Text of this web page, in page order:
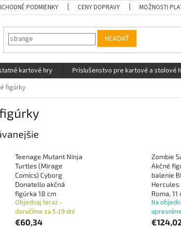
PODMIENKY CENY DOPRAVY MOŽNOSTI
HĽADAŤ
kartové hry Príslušenstvo pre kartové a stolové
figúrky
Teenage Mutant Ninja
Turtles (Mirage
Comics) Cyborg
Donatello akčná
figúrka 18 cm
Objednaj teraz -
doručíme za 5-19 dní
€60,34
Zombie
Akčné
balenie
Hercules
Roma, 11
Na